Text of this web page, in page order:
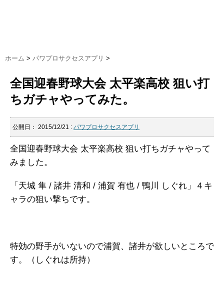
ホーム > パワプロサクセスアプリ >
全国迎春野球大会 太平楽高校 狙い打
ちガチャやってみた。
公開日： 2015/12/21 : パワプロサクセスアプリ
全国迎春野球大会 太平楽高校 狙い打ちガチャやって
みました。
「天城 隼 / 諸井 清和 / 浦賀 有也 / 鴨川 しぐれ」４キ
ャラの狙い撃ちです。
特効の野手がいないので浦賀、諸井が欲しいところで
す。（しぐれは所持）